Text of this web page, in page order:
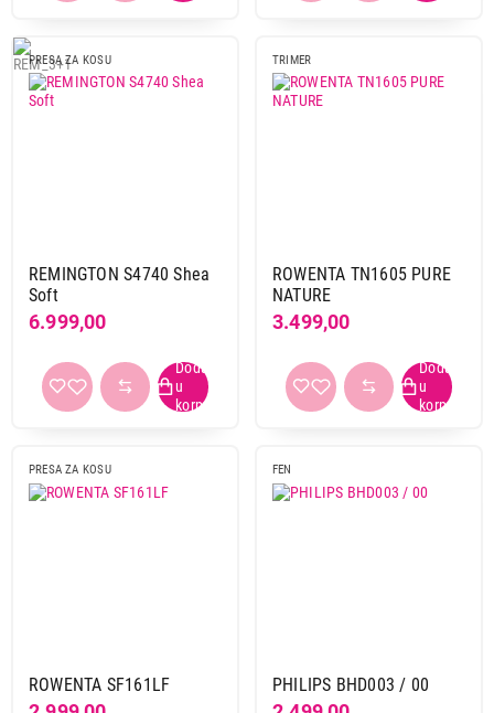
PRESA ZA KOSU
REMINGTON S4740 Shea
Soft
6.999,00
TRIMER
ROWENTA TN1605 PURE
NATURE
3.499,00
PRESA ZA KOSU
ROWENTA SF161LF
FEN
PHILIPS BHD003 / 00